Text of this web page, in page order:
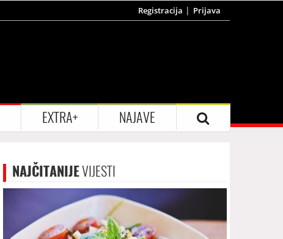
Registracija Prijava
EXTRA+ NAJAVE
NAJČITANIJEVIJESTI